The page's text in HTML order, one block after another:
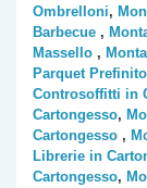
Ombrelloni,
Barbecue ,
Massello ,
Parquet Prefinito
Controsoffitti in
Cartongesso,
Cartongesso ,
Librerie in
Cartongesso,